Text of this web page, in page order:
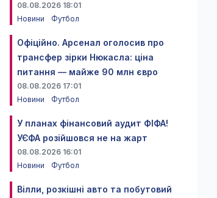
08.08.2026 18:01
Новини
Футбол
Офіційно. Арсенал оголосив про
трансфер зірки Нюкасла: ціна
питання — майже 90 млн євро
08.08.2026 17:01
Новини
Футбол
У планах фінансовий аудит ФІФА!
УЄФА розійшовся не на жарт
08.08.2026 16:01
Новини
Футбол
Вілли, розкішні авто та побутовий